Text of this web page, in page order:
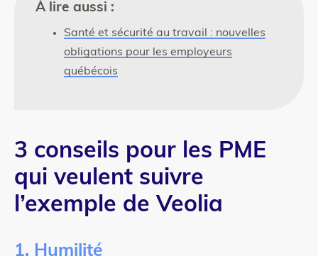
À lire aussi :
Santé et sécurité au travail : nouvelles
obligations pour les employeurs
québécois
3 conseils pour les PME
qui veulent suivre
l’exemple de Veolia
1. Humilité